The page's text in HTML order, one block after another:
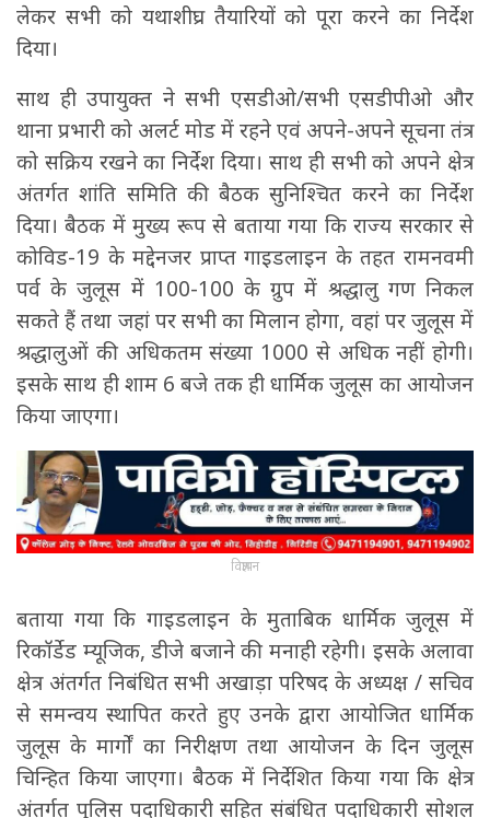
लेकर सभी को यथाशीघ्र तैयारियों को पूरा करने का निर्देश
दिया।
साथ ही उपायुक्त ने सभी एसडीओ/सभी एसडीपीओ और
थाना प्रभारी को अलर्ट मोड में रहने एवं अपने-अपने सूचना तंत्र
को सक्रिय रखने का निर्देश दिया। साथ ही सभी को अपने क्षेत्र
अंतर्गत शांति समिति की बैठक सुनिश्चित करने का निर्देश
दिया। बैठक में मुख्य रूप से बताया गया कि राज्य सरकार से
कोविड-19 के मद्देनजर प्राप्त गाइडलाइन के तहत रामनवमी
पर्व के जुलूस में 100-100 के ग्रुप में श्रद्धालु गण निकल
सकते हैं तथा जहां पर सभी का मिलान होगा, वहां पर जुलूस में
श्रद्धालुओं की अधिकतम संख्या 1000 से अधिक नहीं होगी।
इसके साथ ही शाम 6 बजे तक ही धार्मिक जुलूस का आयोजन
किया जाएगा।
विज्ञापन
बताया गया कि गाइडलाइन के मुताबिक धार्मिक जुलूस में
रिकॉर्डेड म्यूजिक, डीजे बजाने की मनाही रहेगी। इसके अलावा
क्षेत्र अंतर्गत निबंधित सभी अखाड़ा परिषद के अध्यक्ष / सचिव
से समन्वय स्थापित करते हुए उनके द्वारा आयोजित धार्मिक
जुलूस के मार्गों का निरीक्षण तथा आयोजन के दिन जुलूस
चिन्हित किया जाएगा। बैठक में निर्देशित किया गया कि क्षेत्र
अंतर्गत पुलिस पदाधिकारी सहित संबंधित पदाधिकारी सोशल